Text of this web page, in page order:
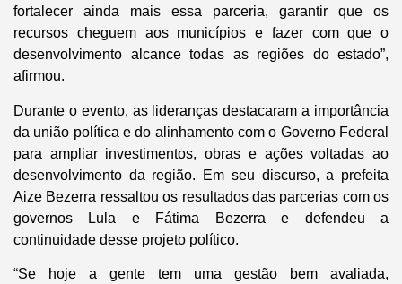
fortalecer ainda mais essa parceria, garantir que os
recursos cheguem aos municípios e fazer com que o
desenvolvimento alcance todas as regiões do estado”,
afirmou.
Durante o evento, as lideranças destacaram a importância
da união política e do alinhamento com o Governo Federal
para ampliar investimentos, obras e ações voltadas ao
desenvolvimento da região. Em seu discurso, a prefeita
Aize Bezerra ressaltou os resultados das parcerias com os
governos Lula e Fátima Bezerra e defendeu a
continuidade desse projeto político.
“Se hoje a gente tem uma gestão bem avaliada,